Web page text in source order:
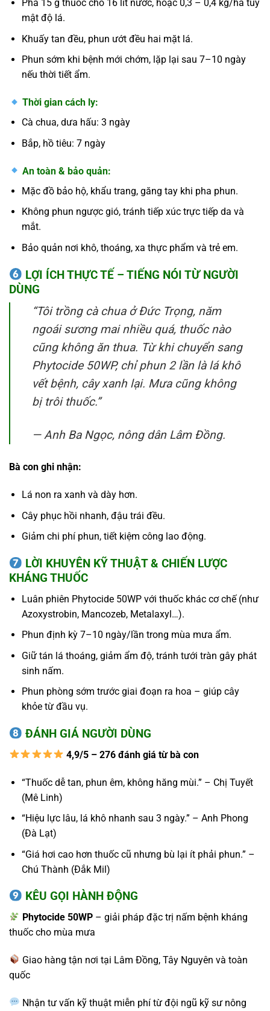
Pha 15 g thuốc cho 16 lít nước, hoặc 0,3 – 0,4 kg/ha tùy
mật độ lá.
Khuấy tan đều, phun ướt đều hai mặt lá.
Phun sớm khi bệnh mới chớm, lặp lại sau 7–10 ngày
nếu thời tiết ẩm.
Thời gian cách ly:
Cà chua, dưa hấu: 3 ngày
Bắp, hồ tiêu: 7 ngày
An toàn & bảo quản:
Mặc đồ bảo hộ, khẩu trang, găng tay khi pha phun.
Không phun ngược gió, tránh tiếp xúc trực tiếp da và
mắt.
Bảo quản nơi khô, thoáng, xa thực phẩm và trẻ em.
LỢI ÍCH THỰC TẾ – TIẾNG NÓI TỪ NGƯỜI
DÙNG
“Tôi trồng cà chua ở Đức Trọng, năm
ngoái sương mai nhiều quá, thuốc nào
cũng không ăn thua. Từ khi chuyển sang
Phytocide 50WP, chỉ phun 2 lần là lá khô
vết bệnh, cây xanh lại. Mưa cũng không
bị trôi thuốc.”
—Anh Ba Ngọc, nông dân Lâm Đồng.
Bà con ghi nhận:
Lá non ra xanh và dày hơn.
Cây phục hồi nhanh, đậu trái đều.
Giảm chi phí phun, tiết kiệm công lao động.
LỜI KHUYÊN KỸ THUẬT & CHIẾN LƯỢC
KHÁNG THUỐC
Luân phiên Phytocide 50WP với thuốc khác cơ chế (như
Azoxystrobin, Mancozeb, Metalaxyl…).
Phun định kỳ 7–10 ngày/lần trong mùa mưa ẩm.
Giữ tán lá thoáng, giảm ẩm độ, tránh tưới tràn gây phát
sinh nấm.
Phun phòng sớm trước giai đoạn ra hoa – giúp cây
khỏe từ đầu vụ.
ĐÁNH GIÁ NGƯỜI DÙNG
4,9/5 – 276 đánh giá từ bà con
“Thuốc dễ tan, phun êm, không hăng mùi.” – Chị Tuyết
(Mê Linh)
“Hiệu lực lâu, lá khô nhanh sau 3 ngày.” – Anh Phong
(Đà Lạt)
“Giá hơi cao hơn thuốc cũ nhưng bù lại ít phải phun.” –
Chú Thành (Đắk Mil)
KÊU GỌI HÀNH ĐỘNG
Phytocide 50WP – giải pháp đặc trị nấm bệnh kháng
thuốc cho mùa mưa
Giao hàng tận nơi tại Lâm Đồng, Tây Nguyên và toàn
quốc
Nhận tư vấn kỹ thuật miễn phí từ đội ngũ kỹ sư nông